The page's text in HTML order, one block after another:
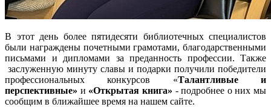
В этот день более пятидесяти библиотечных специалистов
были награждены почетными грамотами, благодарственными
письмами и дипломами за преданность профессии. Также
заслуженную минуту славы и подарки получили победители
профессиональных конкурсов «Талантливые и
перспективные» и «Открытая книга» - подробнее о них мы
сообщим в ближайшее время на нашем сайте.